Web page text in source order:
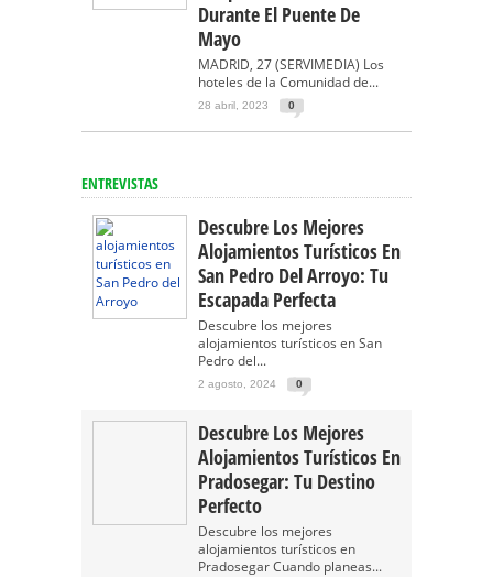
Durante El Puente De
Mayo
MADRID, 27 (SERVIMEDIA) Los
hoteles de la Comunidad de...
28 abril, 2023 0
ENTREVISTAS
Descubre Los Mejores
Alojamientos Turísticos En
San Pedro Del Arroyo: Tu
Escapada Perfecta
Descubre los mejores
alojamientos turísticos en San
Pedro del...
2 agosto, 2024 0
Descubre Los Mejores
Alojamientos Turísticos En
Pradosegar: Tu Destino
Perfecto
Descubre los mejores
alojamientos turísticos en
Pradosegar Cuando planeas...